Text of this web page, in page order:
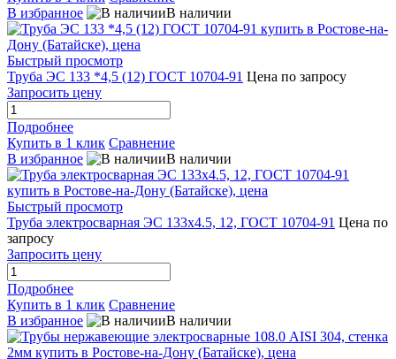
В избранное
В наличии
Быстрый просмотр
Труба ЭС 133 *4,5 (12) ГОСТ 10704-91 Цена по запросу
Запросить цену
Подробнее
Купить в 1 клик Сравнение
В избранное
В наличии
Быстрый просмотр
Труба электросварная ЭС 133х4.5, 12, ГОСТ 10704-91 Цена по
запросу
Запросить цену
Подробнее
Купить в 1 клик Сравнение
В избранное
В наличии